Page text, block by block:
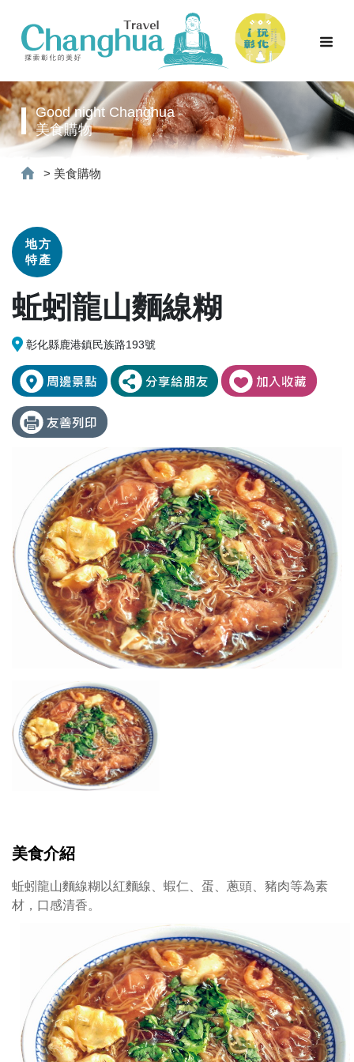
Good night Changhua
美食購物
> 美食購物
地方
特產
蚯蚓龍山麵線糊
彰化縣鹿港鎮民族路193號
美食介紹
蚯蚓龍山麵線糊以紅麵線、蝦仁、蛋、蔥頭、豬肉等為素
材，口感清香。